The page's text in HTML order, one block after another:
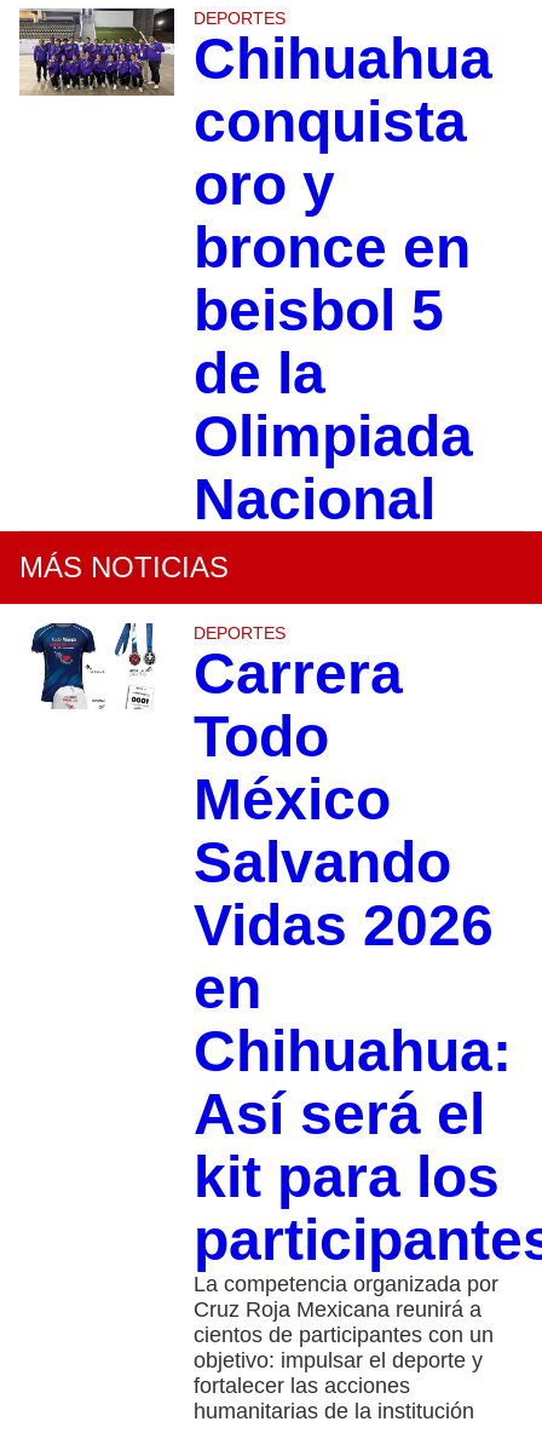
DEPORTES
Chihuahua
conquista
oro y
bronce en
beisbol 5
de la
Olimpiada
Nacional
MÁS NOTICIAS
DEPORTES
Carrera
Todo
México
Salvando
Vidas 2026
en
Chihuahua:
Así será el
kit para los
La competencia organizada por
Cruz Roja Mexicana reunirá a
cientos de participantes con un
objetivo: impulsar el deporte y
fortalecer las acciones
humanitarias de la institución